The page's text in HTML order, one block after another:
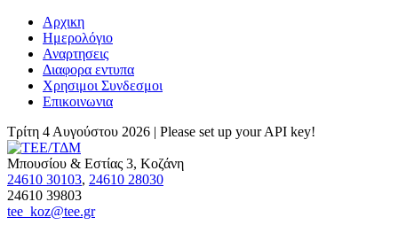
Αρχικη
Ημερολόγιο
Αναρτησεις
Διαφορα εντυπα
Χρησιμοι Συνδεσμοι
Επικοινωνια
Τρίτη 4 Αυγούστου 2026 | Please set up your API key!
Μπουσίου & Εστίας 3, Κοζάνη
24610 30103, 24610 28030
24610 39803
tee_koz@tee.gr